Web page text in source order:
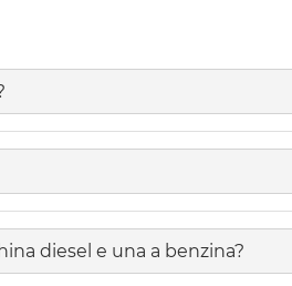
diesel e una a benzina?